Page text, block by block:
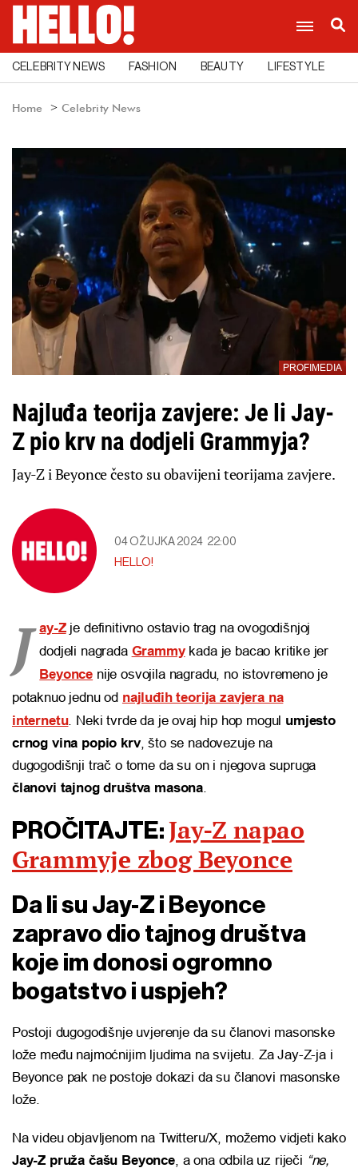
CELEBRITY NEWS FASHION BEAUTY LIFESTYLE
Home Celebrity News
PROFIMEDIA
Najluđa teorija zavjere: Je li Jay-
Z pio krv na dodjeli Grammyja?
Jay-Z i Beyonce često su obavijeni teorijama zavjere.
04 OŽUJKA 2024 22:00
HELLO!
J ay-Zje definitivno ostavio trag na ovogodišnjoj
dodjeli nagrada Grammykada je bacao kritike jer
Beyonce nije osvojila nagradu, no istovremeno je
potaknuo jednu od najluđih teorija zavjera na
internetu. Neki tvrde da je ovaj hip hop mogul umjesto
crnog vina popio krv, što se nadovezuje na
dugogodišnji trač o tome da su on i njegova supruga
članovi tajnog društva masona.
PROČITAJTE: Jay-Z napao
Grammyje zbog Beyonce
Da li su Jay-Z i Beyonce
zapravo dio tajnog društva
koje im donosi ogromno
bogatstvo i uspjeh?
Postoji dugogodišnje uvjerenje da su članovi masonske
lože među najmoćnijim ljudima na svijetu. Za Jay-Z-ja i
Beyonce pak ne postoje dokazi da su članovi masonske
lože.
Na videu objavljenom na Twitteru/X, možemo vidjeti kako
Jay-Z pruža čašu Beyonce, a ona odbila uz riječi “ne,